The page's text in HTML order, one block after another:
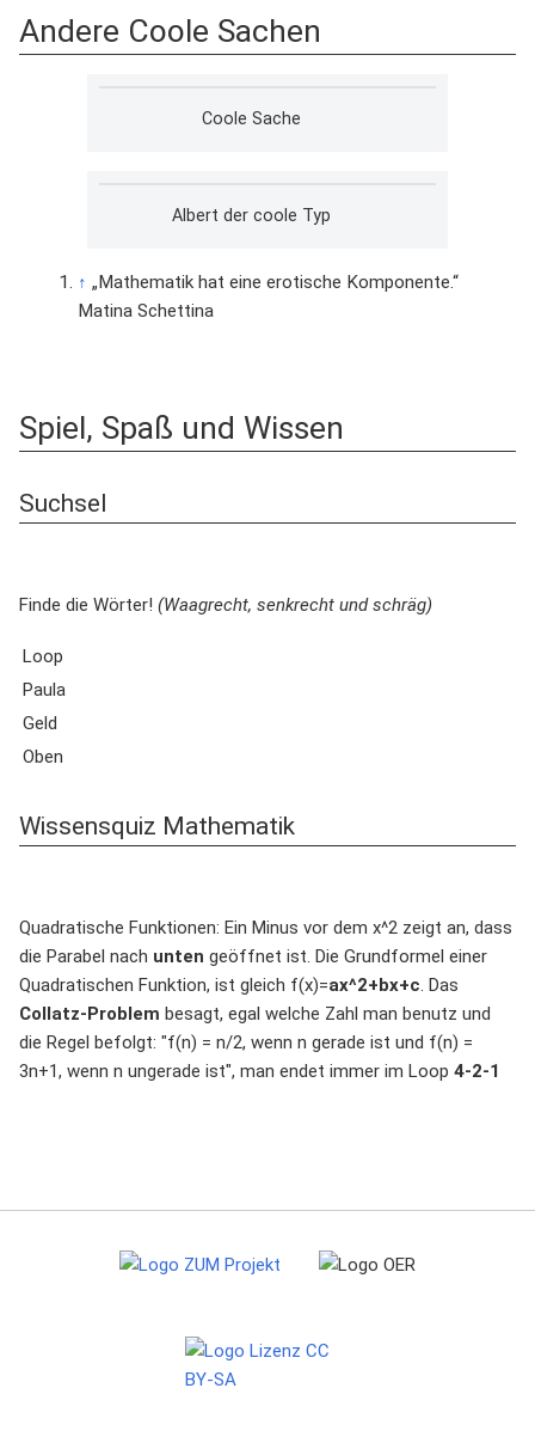
\text{if
Andere Coole Sachen
Coole Sache
Albert der coole Typ
↑ „Mathematik hat eine erotische Komponente.“
Matina Schettina
Spiel, Spaß und Wissen
Suchsel
Finde die Wörter! (Waagrecht, senkrecht und schräg)
Loop
Paula
Geld
Oben
Wissensquiz Mathematik
Quadratische Funktionen: Ein Minus vor dem x^2 zeigt an, dass
die Parabel nach unten geöffnet ist. Die Grundformel einer
Quadratischen Funktion, ist gleich f(x)=ax^2+bx+c. Das
Collatz-Problem besagt, egal welche Zahl man benutz und
die Regel befolgt: "f(n) = n/2, wenn n gerade ist und f(n) =
3n+1, wenn n ungerade ist", man endet immer im Loop 4-2-1